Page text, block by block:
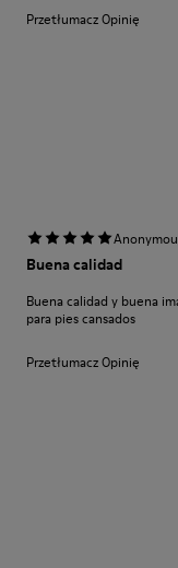
Przetłumacz Opinię
Buena calidad
Buena calidad y buena
para pies cansados
Przetłumacz Opinię